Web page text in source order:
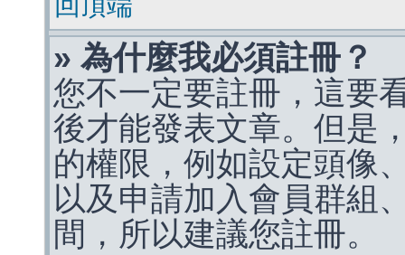
» 為什麼我必須註冊？
您不一定要註冊，這要
後才能發表文章。但是
的權限，例如設定頭像
以及申請加入會員群組
間，所以建議您註冊。